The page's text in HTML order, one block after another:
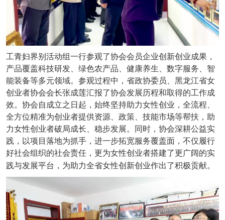
工青妇界别活动组一行参观了协会会员企业创新创业成果，
产品覆盖科技研发、绿色农产品、健康养生、数字服务、智
能装备等多元领域。参观过程中，省政协委员、黑龙江省女
创业者协会会长张成莲汇报了协会发展历程和取得的工作成
效。协会自成立之日起，始终坚持助力女性创业，全流程、
全方位精准为创业者提供资源、政策、技能市场等帮扶，助
力女性创业者破局成长、稳步发展。同时，协会深耕公益实
践，以项目落地为抓手，进一步拓宽服务覆盖面，不仅履行
好社会组织的社会责任，更为女性创业者搭建了更广阔的实
践与发展平台，为助力全省女性创新创业作出了积极贡献。